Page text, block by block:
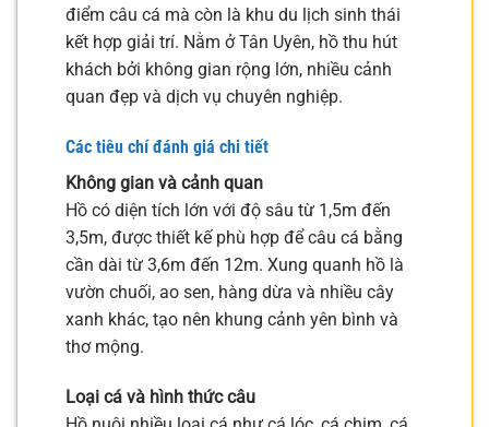
điểm câu cá mà còn là khu du lịch sinh thái
kết hợp giải trí. Nằm ở Tân Uyên, hồ thu hút
khách bởi không gian rộng lớn, nhiều cảnh
quan đẹp và dịch vụ chuyên nghiệp.
Các tiêu chí đánh giá chi tiết
Không gian và cảnh quan
Hồ có diện tích lớn với độ sâu từ 1,5m đến
3,5m, được thiết kế phù hợp để câu cá bằng
cần dài từ 3,6m đến 12m. Xung quanh hồ là
vườn chuối, ao sen, hàng dừa và nhiều cây
xanh khác, tạo nên khung cảnh yên bình và
thơ mộng.
Loại cá và hình thức câu